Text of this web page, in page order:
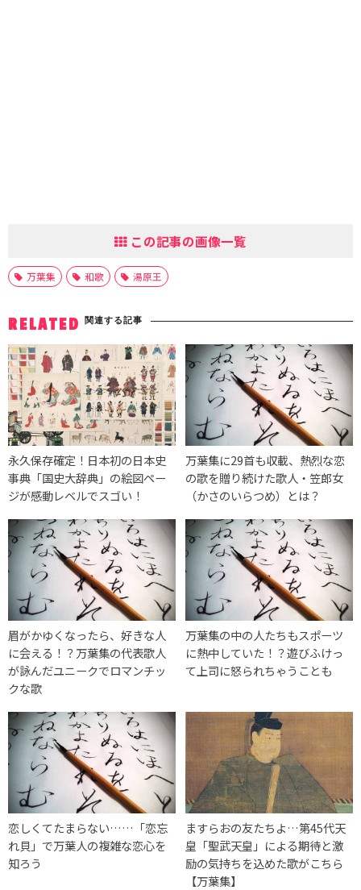
この記事の画像一覧
万葉集 和歌 湯原王
RELATED 関連する記事
永久保存確定！日本初の日本史
事典「国史大辞典」の絵図ペー
ジが感動レベルでスゴい！
万葉集に29首も収載、熱烈な恋
の歌を贈り続けた歌人・笠郎女
（かさのいらつめ）とは？
眉がかゆくなったら、好きな人
に会える！？万葉集の代表歌人
が詠んだユニークでロマンチッ
クな歌
万葉集の中の人たちもスポーツ
に熱中していた！？遊びふけっ
て上司に怒られちゃうことも
恋しくてたまらない……「恋忘
れ貝」で万葉人の複雑な恋心を
知ろう
ますらおの友たちよ…第45代天
皇「聖武天皇」による期待と激
励の気持ちを込めた歌がこちら
【万葉集】